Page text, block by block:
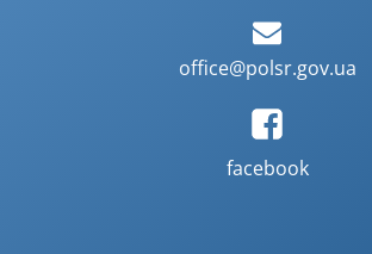
office@polsr.gov.ua
facebook